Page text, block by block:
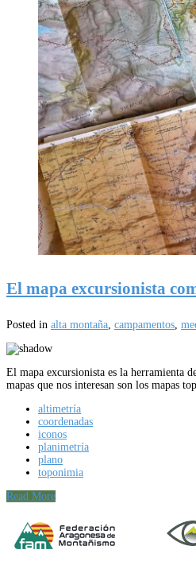
El mapa excursionista
Posted in alta montaña, campamentos,
El mapa excursionista es la herramienta
mapas que nos interesan son los mapas
altimetría
coordenadas
iconos
planimetría
plano
toponimia
Read More